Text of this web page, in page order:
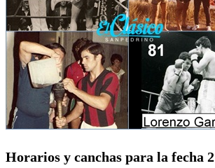
Horarios y canchas para la fecha 2